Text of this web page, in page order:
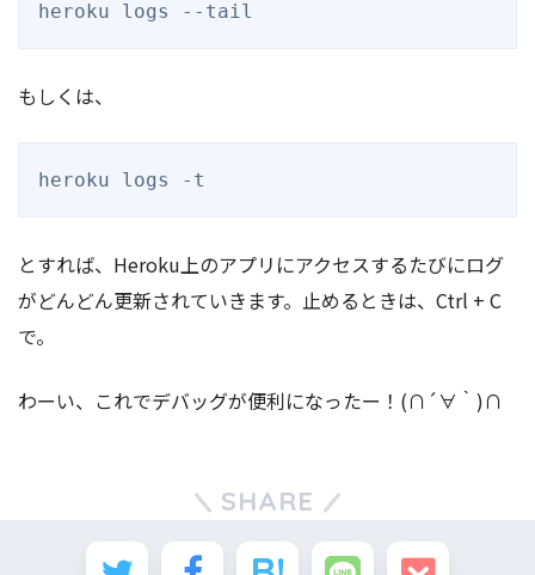
もしくは、
とすれば、Heroku上のアプリにアクセスするたびにログ
がどんどん更新されていきます。止めるときは、Ctrl + C
で。
わーい、これでデバッグが便利になったー！(∩´∀｀)∩
SHARE